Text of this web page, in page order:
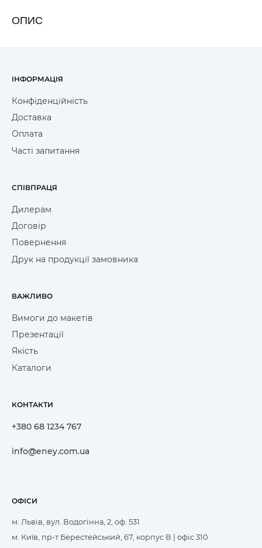
ОПИС
ІНФОРМАЦІЯ
Конфіденційність
Доставка
Оплата
Часті запитання
СПІВПРАЦЯ
Дилерам
Договір
Повернення
Друк на продукції замовника
ВАЖЛИВО
Вимоги до макетів
Презентації
Якість
Каталоги
КОНТАКТИ
+380 68 1234 767
info@eney.com.ua
ОФІСИ
м. Львів, вул. Водогінна, 2, оф. 531
м. Київ, пр-т Берестейський, 67, корпус В | офіс 310